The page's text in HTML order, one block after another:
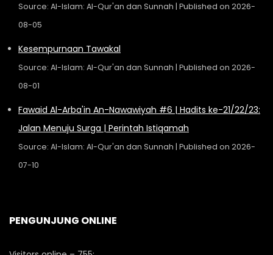
Source: Al-Islam: Al-Qur'an dan Sunnah Published on 2026-
08-05
Kesempurnaan Tawakal
Source: Al-Islam: Al-Qur'an dan Sunnah Published on 2026-
08-01
Fawaid Al-Arba'in An-Nawawiyah #6 | Hadits ke-21/22/23:
Jalan Menuju Surga | Perintah Istiqamah
Source: Al-Islam: Al-Qur'an dan Sunnah Published on 2026-
07-10
PENGUNJUNG ONLINE